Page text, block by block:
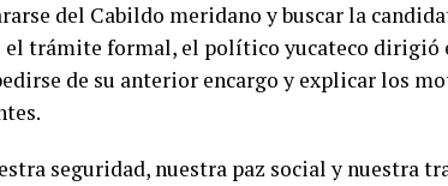
del Cabildo meridano y buscar la
el trámite formal, el político yucateco dirigió
de su anterior encargo y explicar los
seguridad, nuestra paz social y nuestra